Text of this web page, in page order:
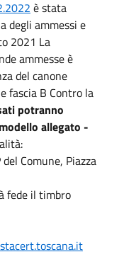
è stata
degli ammessi e
2021 La
ammesse è
del canone
fascia B Contro la
potranno
allegato -
Comune, Piazza
fede il timbro